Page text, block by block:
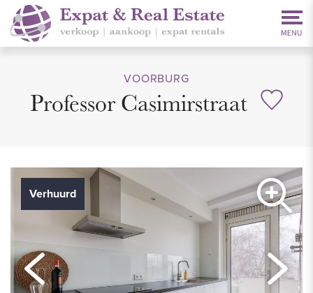
VOORBURG
Professor Casimirstraat
Verhuurd